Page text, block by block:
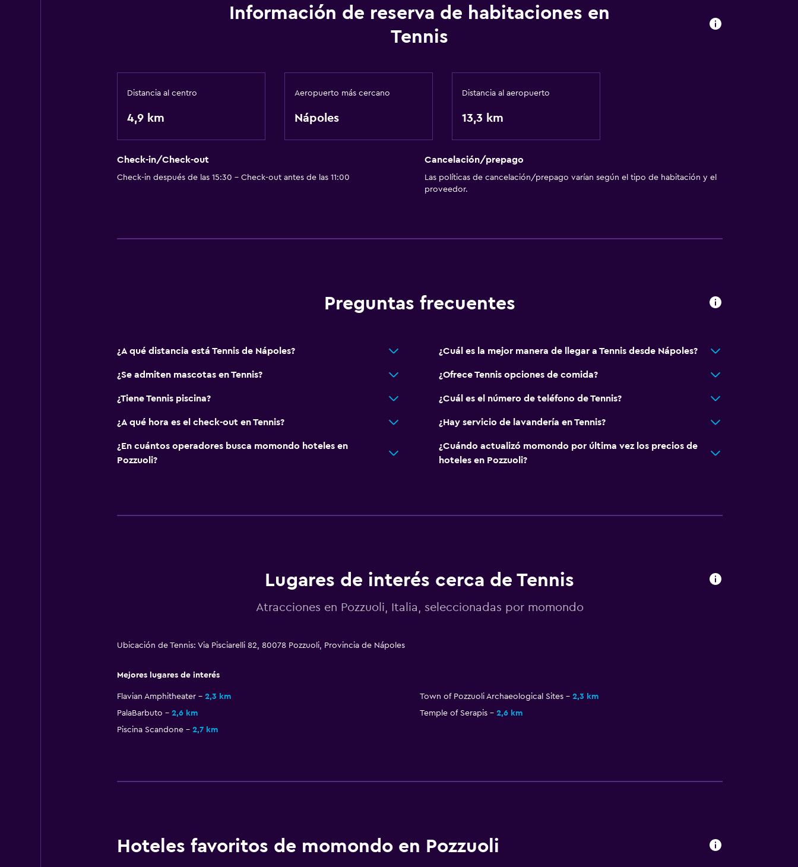
Gimnasio
Información de reserva de habitaciones en
Tennis
Distancia al centro
4,9 km
Aeropuerto más cercano
Nápoles
Distancia al aeropuerto
13,3 km
Check-in/Check-out
Check-in después de las 15:30 - Check-out antes de las 11:00
Cancelación/prepago
Las políticas de cancelación/prepago varían según el tipo de habitación y el
proveedor.
Preguntas frecuentes
¿A qué distancia está Tennis de Nápoles? ¿Cuál es la mejor manera de llegar a Tennis desde Nápoles?
¿Se admiten mascotas en Tennis? ¿Ofrece Tennis opciones de comida?
¿Tiene Tennis piscina? ¿Cuál es el número de teléfono de Tennis?
¿A qué hora es el check-out en Tennis? ¿Hay servicio de lavandería en Tennis?
¿En cuántos operadores busca momondo hoteles en
Pozzuoli?
¿Cuándo actualizó momondo por última vez los precios de
hoteles en Pozzuoli?
Lugares de interés cerca de Tennis
Atracciones en Pozzuoli, Italia, seleccionadas por momondo
Ubicación de Tennis: Via Pisciarelli 82, 80078 Pozzuoli, Provincia de Nápoles
Mejores lugares de interés
Flavian Amphitheater 2,3 km Town of Pozzuoli Archaeological Sites
2,3 km
PalaBarbuto
2,6 km Temple of Serapis
2,6 km
Piscina Scandone
2,7 km
Hoteles favoritos de momondo en Pozzuoli